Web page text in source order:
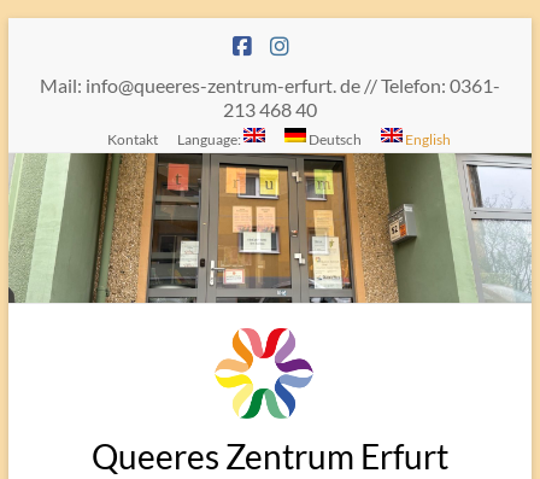
content
Mail: info@queeres-zentrum-erfurt. de // Telefon: 0361-
213 468 40
Kontakt Language: Deutsch English
Queeres Zentrum Erfurt